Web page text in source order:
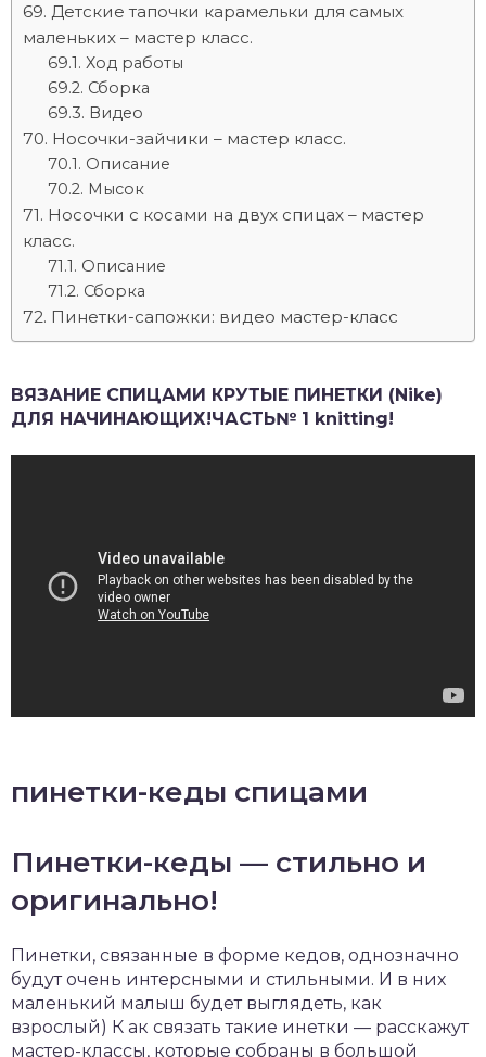
Детские тапочки карамельки для самых
маленьких – мастер класс.
Ход работы
Сборка
Видео
Носочки-зайчики – мастер класс.
Описание
Мысок
Носочки с косами на двух спицах – мастер
класс.
Описание
Сборка
Пинетки-сапожки: видео мастер-класс
ВЯЗАНИЕ СПИЦАМИ КРУТЫЕ ПИНЕТКИ (Nike)
ДЛЯ НАЧИНАЮЩИХ!ЧАСТЬ№ 1 knitting!
пинетки-кеды спицами
Пинетки-кеды — стильно и
оригинально!
Пинетки, связанные в форме кедов, однозначно
будут очень интерсными и стильными. И в них
маленький малыш будет выглядеть, как
взрослый) К ак связать такие инетки — расскажут
мастер-классы, которые собраны в большой